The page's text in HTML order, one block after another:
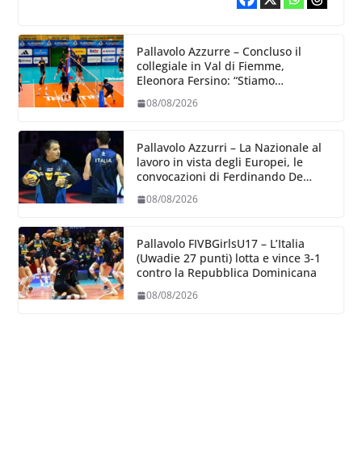
Pallavolo Azzurre – Concluso il
collegiale in Val di Fiemme,
Eleonora Fersino: “Stiamo
dove poter migliorare”.
08/08/2026
Pallavolo Azzurri – La Nazionale al
lavoro in vista degli Europei, le
convocazioni di Ferdinando De
08/08/2026
Pallavolo FIVBGirlsU17 – L’Italia
(Uwadie 27 punti) lotta e vince 3-1
contro la Repubblica Dominicana
08/08/2026